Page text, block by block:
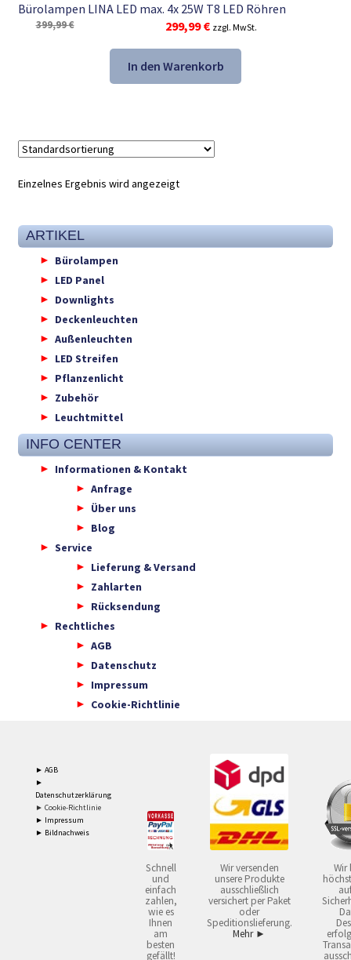
Bürolampen LINA LED max. 4x 25W T8 LED Röhren
399,99€
Ursprünglicher
Preis
war:
399,99 €
299,99€Aktueller
Preis
ist:
299,99 €.
zzgl. MwSt.
In den Warenkorb
Einzelnes Ergebnis wird angezeigt
ARTIKEL
Bürolampen
LED Panel
Downlights
Deckenleuchten
Außenleuchten
LED Streifen
Pflanzenlicht
Zubehör
Leuchtmittel
INFO CENTER
Informationen & Kontakt
Anfrage
Über uns
Blog
Service
Lieferung & Versand
Zahlarten
Rücksendung
Rechtliches
AGB
Datenschutz
Impressum
Cookie-Richtlinie
► AGB
►
Datenschutzerklärung
► Cookie-Richtlinie
► Impressum
► Bildnachweis
Schnell
und
einfach
zahlen,
wie es
Ihnen
am
besten
gefällt!
Wir versenden
unsere Produkte
ausschließlich
versichert per Paket
oder
Speditionslieferung.
Mehr ►
Wir